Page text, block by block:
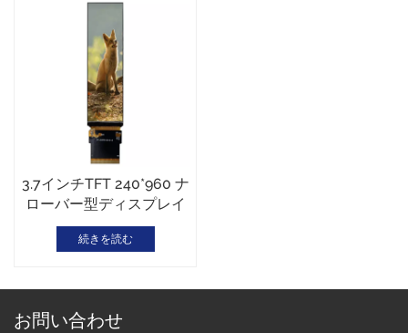
3.7インチTFT 240*960 ナ
ローバー型ディスプレイ
続きを読む
お問い合わせ